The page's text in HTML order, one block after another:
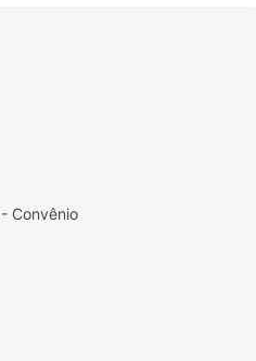
Convênio